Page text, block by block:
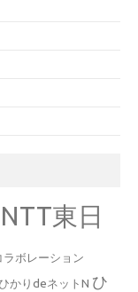
NTT東日
ボレーション
かりdeネットN ひ